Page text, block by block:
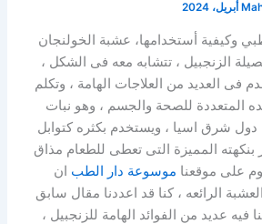
وكيفية أستخدامها، عشبة الخولنجان
الزنجبيل ، تتشابه معه فى الشكل ،
فى العديد من العلاجات الهامة ، وتكلم
المتعددة للصحة والجسم ، وهو نبات
شرق اسيا ، ويستخدم بكثره كتوابل
بنكهته المميزة التى تعطى للطعام مذاق
على موقعنا موسوعة دار الطب ان
الرائعه ، كنا قد اعددنا مقال سابق
فيه عديد من الفوائد الهامة للزنجبيل ،